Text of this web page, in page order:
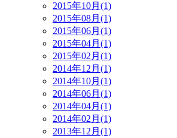
2015年10月(1)
2015年08月(1)
2015年06月(1)
2015年04月(1)
2015年02月(1)
2014年12月(1)
2014年10月(1)
2014年06月(1)
2014年04月(1)
2014年02月(1)
2013年12月(1)